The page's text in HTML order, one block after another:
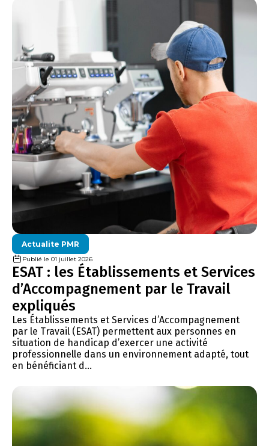
Actualite PMR
Publié le 01 juillet 2026
ESAT : les Établissements et Services
d’Accompagnement par le Travail
expliqués
Les Établissements et Services d’Accompagnement
par le Travail (ESAT) permettent aux personnes en
situation de handicap d’exercer une activité
professionnelle dans un environnement adapté, tout
en bénéficiant d...